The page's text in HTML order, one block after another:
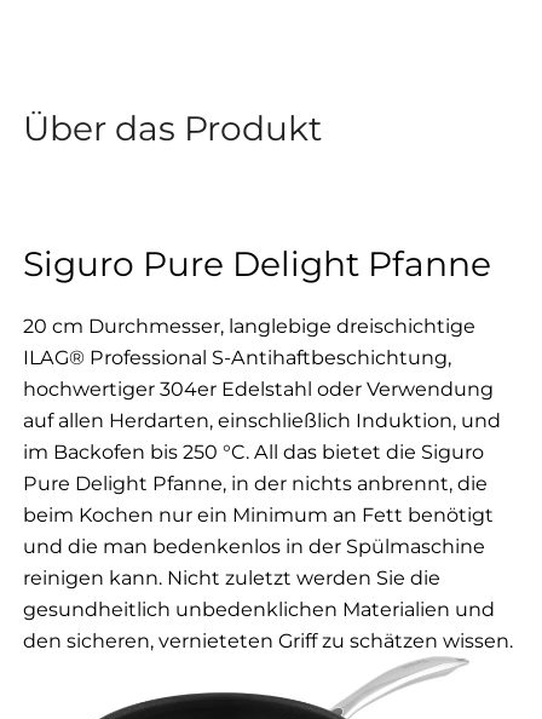
Über das Produkt
Siguro Pure Delight Pfanne
20 cm Durchmesser, langlebige dreischichtige
ILAG® Professional S-Antihaftbeschichtung,
hochwertiger 304er Edelstahl oder Verwendung
auf allen Herdarten, einschließlich Induktion, und
im Backofen bis 250 °C. All das bietet die Siguro
Pure Delight Pfanne, in der nichts anbrennt, die
beim Kochen nur ein Minimum an Fett benötigt
und die man bedenkenlos in der Spülmaschine
reinigen kann. Nicht zuletzt werden Sie die
gesundheitlich unbedenklichen Materialien und
den sicheren, vernieteten Griff zu schätzen wissen.